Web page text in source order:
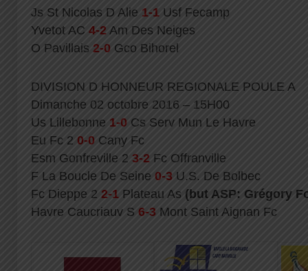
Js St Nicolas D Alie 1-1 Usf Fecamp
Yvetot AC 4-2 Am Des Neiges
O Pavillais 2-0 Gco Bihorel
DIVISION D HONNEUR REGIONALE POULE A
Dimanche 02 octobre 2016 – 15H00
Us Lillebonne 1-0 Cs Serv Mun Le Havre
Eu Fc 2 0-0 Cany Fc
Esm Gonfreville 2 3-2 Fc Offranville
F La Boucle De Seine 0-3 U.S. De Bolbec
Fc Dieppe 2 2-1 Plateau As (but ASP: Grégory
Havre Caucriauv S 6-3 Mont Saint Aignan Fc